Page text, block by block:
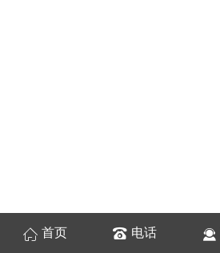
首页 电话